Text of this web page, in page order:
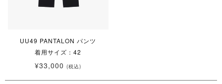
UU49 PANTALON パンツ
着用サイズ：42
¥33,000 (税込)